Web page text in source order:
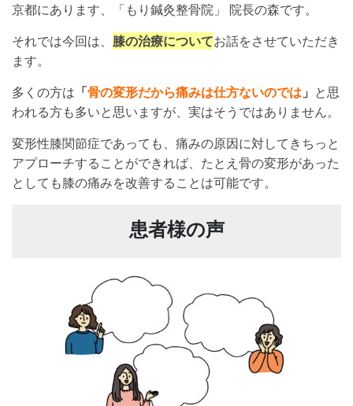
京都にあります、「もり鍼灸整骨院」 院長の森です。
それでは今回は、 膝の治療についてお話をさせていただき
ます。
多くの方は 「骨の変形だから痛みは仕方ないのでは 」 と思
われる方も多いと思いますが、実はそうではありません。
変形性膝関節症であっても、痛みの原因に対してきちっと
アプローチすることができれば、たとえ骨の変形があった
としても膝の痛みを改善することは可能です。
患者様の声